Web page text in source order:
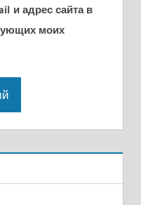
и адрес сайта в
моих